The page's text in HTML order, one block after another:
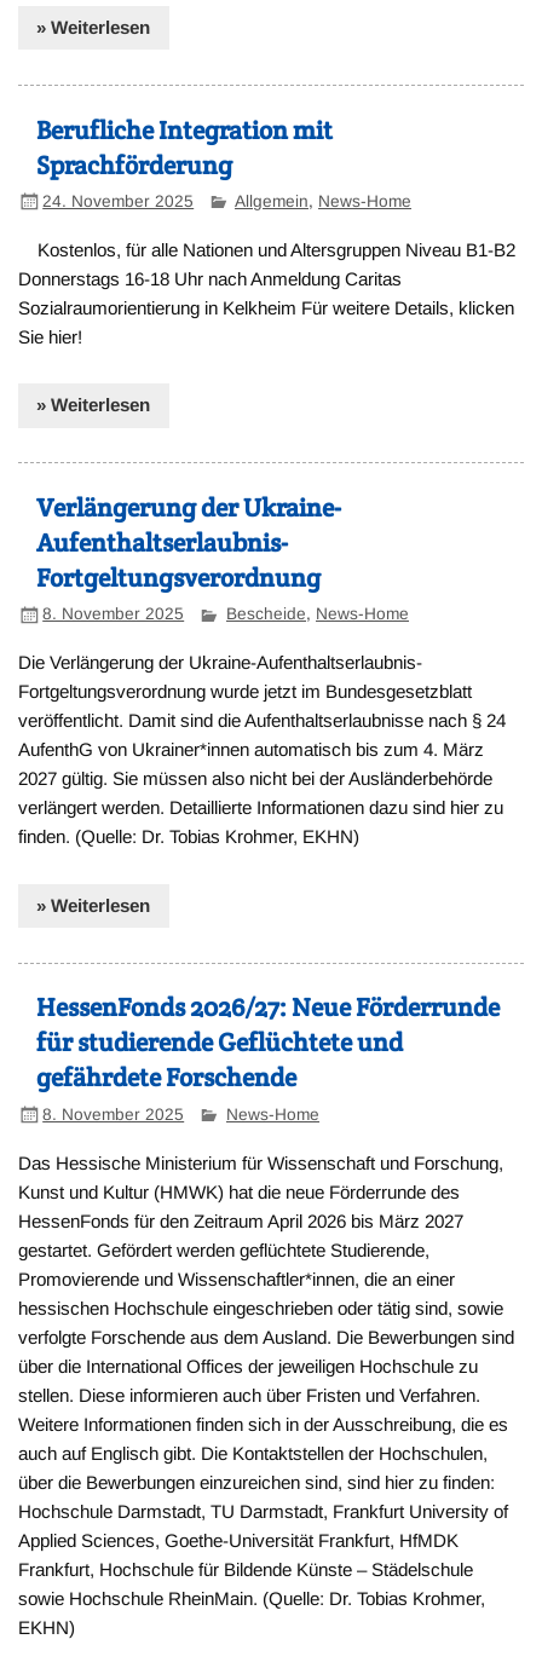
» Weiterlesen
Berufliche Integration mit
Sprachförderung
24. November 2025 Allgemein, News-Home
Kostenlos, für alle Nationen und Altersgruppen Niveau B1-B2
Donnerstags 16-18 Uhr nach Anmeldung Caritas
Sozialraumorientierung in Kelkheim Für weitere Details, klicken
Sie hier!
» Weiterlesen
Verlängerung der Ukraine-
Aufenthaltserlaubnis-
Fortgeltungsverordnung
8. November 2025 Bescheide, News-Home
Die Verlängerung der Ukraine-Aufenthaltserlaubnis-
Fortgeltungsverordnung wurde jetzt im Bundesgesetzblatt
veröffentlicht. Damit sind die Aufenthaltserlaubnisse nach § 24
AufenthG von Ukrainer*innen automatisch bis zum 4. März
2027 gültig. Sie müssen also nicht bei der Ausländerbehörde
verlängert werden. Detaillierte Informationen dazu sind hier zu
finden. (Quelle: Dr. Tobias Krohmer, EKHN)
» Weiterlesen
HessenFonds 2026/27: Neue Förderrunde
für studierende Geflüchtete und
gefährdete Forschende
8. November 2025 News-Home
Das Hessische Ministerium für Wissenschaft und Forschung,
Kunst und Kultur (HMWK) hat die neue Förderrunde des
HessenFonds für den Zeitraum April 2026 bis März 2027
gestartet. Gefördert werden geflüchtete Studierende,
Promovierende und Wissenschaftler*innen, die an einer
hessischen Hochschule eingeschrieben oder tätig sind, sowie
verfolgte Forschende aus dem Ausland. Die Bewerbungen sind
über die International Offices der jeweiligen Hochschule zu
stellen. Diese informieren auch über Fristen und Verfahren.
Weitere Informationen finden sich in der Ausschreibung, die es
auch auf Englisch gibt. Die Kontaktstellen der Hochschulen,
über die Bewerbungen einzureichen sind, sind hier zu finden:
Hochschule Darmstadt, TU Darmstadt, Frankfurt University of
Applied Sciences, Goethe-Universität Frankfurt, HfMDK
Frankfurt, Hochschule für Bildende Künste – Städelschule
sowie Hochschule RheinMain. (Quelle: Dr. Tobias Krohmer,
EKHN)